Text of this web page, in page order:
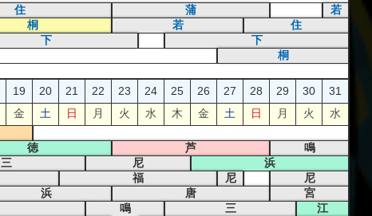
住 蒲
若
桐 若
住
下
下
桐
19 20 21 22 23 24 25 26 27 28 29 30
31
金 土 日 月 火 水 木 金 土 日 月 火 水
徳 芦
鳴
三 尼
浜
福 尼
尼
浜 唐
宮
鳴 三
江